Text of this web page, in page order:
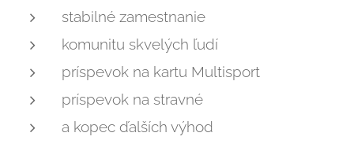
stabilné zamestnanie
komunitu skvelých ľudí
príspevok na kartu Multisport
príspevok na stravné
a kopec ďalších výhod